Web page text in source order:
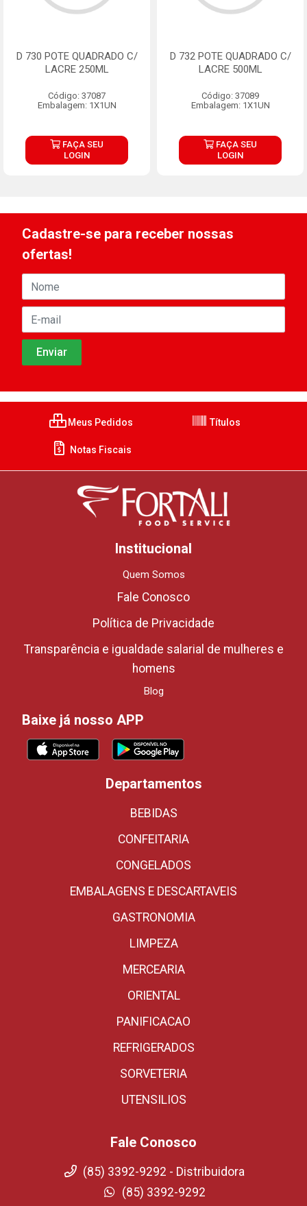
D 730 POTE QUADRADO C/
LACRE 250ML
Código: 37087
Embalagem: 1X1UN
FAÇA SEU
LOGIN
D 732 POTE QUADRADO C/
LACRE 500ML
Código: 37089
Embalagem: 1X1UN
FAÇA SEU
LOGIN
Cadastre-se para receber nossas
ofertas!
Meus Pedidos Títulos
Notas Fiscais
Institucional
Quem Somos
Fale Conosco
Política de Privacidade
Transparência e igualdade salarial de mulheres e
homens
Blog
Baixe já nosso APP
Departamentos
BEBIDAS
CONFEITARIA
CONGELADOS
EMBALAGENS E DESCARTAVEIS
GASTRONOMIA
LIMPEZA
MERCEARIA
ORIENTAL
PANIFICACAO
REFRIGERADOS
SORVETERIA
UTENSILIOS
Fale Conosco
(85) 3392-9292 - Distribuidora
(85) 3392-9292